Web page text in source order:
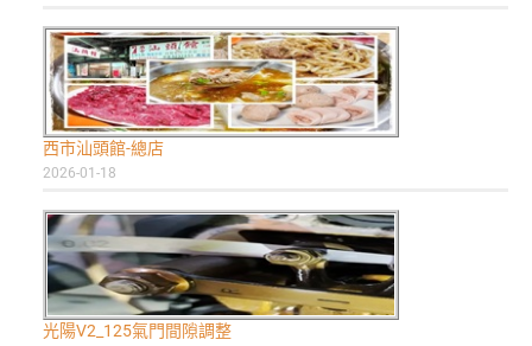
西市汕頭館-總店
2026-01-18
光陽V2_125氣門間隙調整